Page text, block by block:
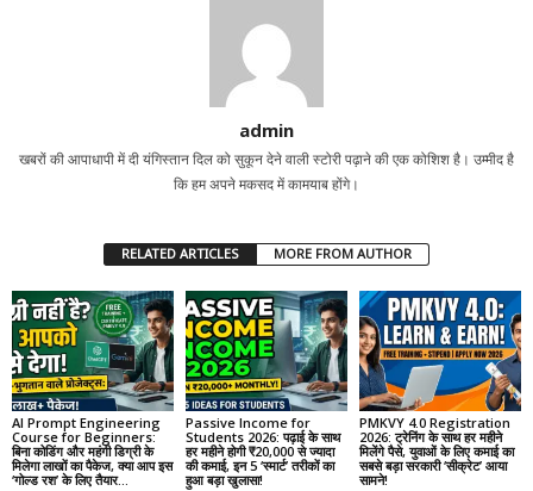
admin
खबरों की आपाधापी में दी यंगिस्तान दिल को सुकून देने वाली स्टोरी पढ़ाने की एक कोशिश है। उम्मीद है
कि हम अपने मकसद में कामयाब होंगे।
RELATED ARTICLES MORE FROM AUTHOR
AI Prompt Engineering
Course for Beginners:
बिना कोडिंग और महंगी डिग्री के
मिलेगा लाखों का पैकेज, क्या आप इस
‘गोल्ड रश’ के लिए तैयार...
Passive Income for
Students 2026: पढ़ाई के साथ
हर महीने होगी ₹20,000 से ज्यादा
की कमाई, इन 5 ‘स्मार्ट’ तरीकों का
हुआ बड़ा खुलासा!
PMKVY 4.0 Registration
2026: ट्रेनिंग के साथ हर महीने
मिलेंगे पैसे, युवाओं के लिए कमाई का
सबसे बड़ा सरकारी ‘सीक्रेट’ आया
सामने!